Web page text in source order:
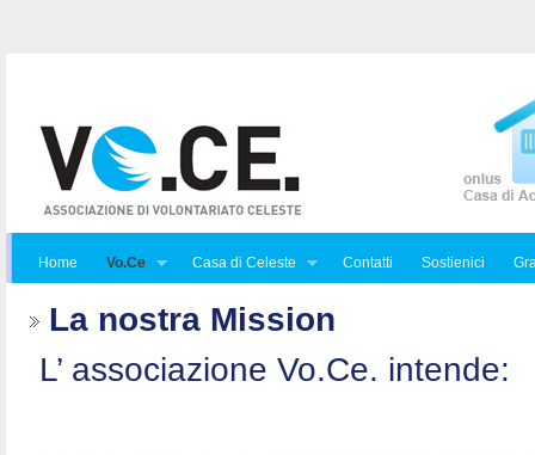
Home Vo.Ce Casa di Celeste Contatti Sostienici
La nostra Mission
L’ associazione Vo.Ce. intende: